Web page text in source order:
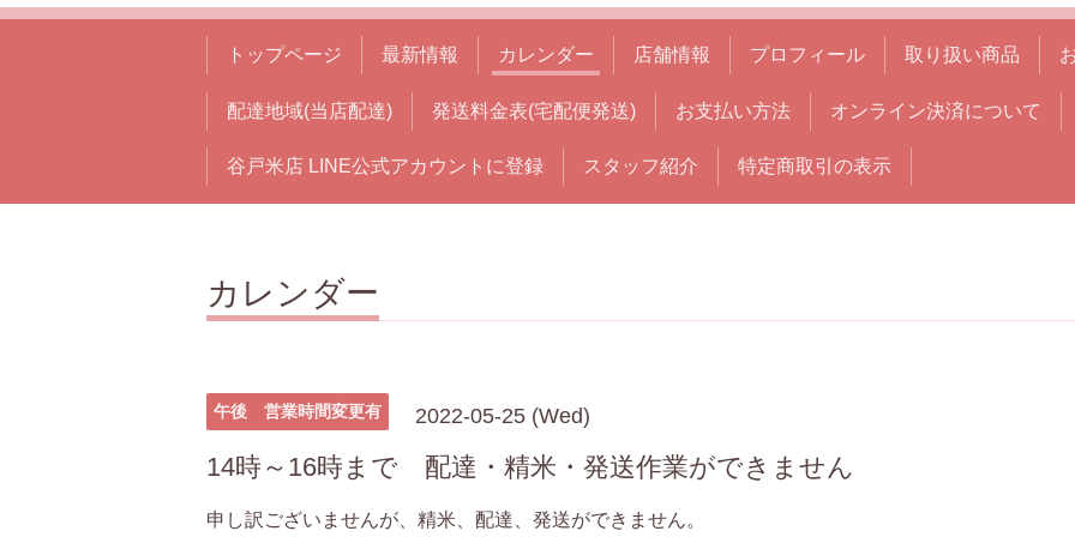
トップページ 最新情報 カレンダー 店舗情報 プロフィール 取り扱い商品
配達地域(当店配達) 発送料金表(宅配便発送) お支払い方法 オンライン決済について
谷戸米店 LINE公式アカウントに登録 スタッフ紹介 特定商取引の表示
カレンダー
午後 営業時間変更有 2022-05-25 (Wed)
14時～16時まで 配達・精米・発送作業ができません
申し訳ございませんが、精米、配達、発送ができません。